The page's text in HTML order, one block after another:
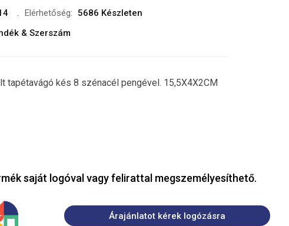
Elérhetőség: 5686 Készleten
& Szerszám
tapétavágó kés 8 szénacél pengével. 15,5X4X2CM
saját logóval vagy felirattal megszemélyesíthető.
Árajánlatot kérek logózásra